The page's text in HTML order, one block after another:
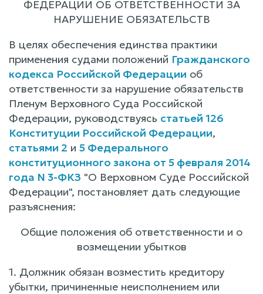
ФЕДЕРАЦИИ ОБ ОТВЕТСТВЕННОСТИ ЗА
НАРУШЕНИЕ ОБЯЗАТЕЛЬСТВ
В целях обеспечения единства практики
применения судами положений Гражданского
кодекса Российской Федерации об
ответственности за нарушение обязательств
Пленум Верховного Суда Российской
Федерации, руководствуясь статьей 126
Конституции Российской Федерации,
статьями 2 и 5 Федерального
конституционного закона от 5 февраля 2014
года N 3-ФКЗ "О Верховном Суде Российской
Федерации", постановляет дать следующие
разъяснения:
Общие положения об ответственности и о
возмещении убытков
1. Должник обязан возместить кредитору
убытки, причиненные неисполнением или